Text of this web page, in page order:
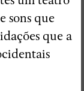
sons que
que a